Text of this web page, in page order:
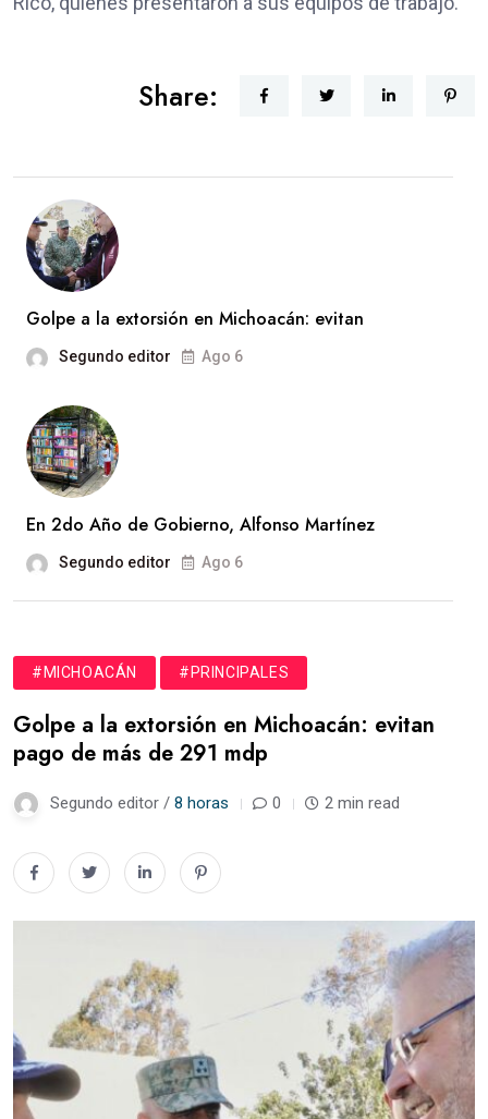
Share:
Golpe a la extorsión en Michoacán: evitan
Segundo editor Ago 6
En 2do Año de Gobierno, Alfonso Martínez
Segundo editor Ago 6
#MICHOACÁN #PRINCIPALES
Golpe a la extorsión en Michoacán: evitan
pago de más de 291 mdp
Segundo editor / 8 horas 0 2 min read